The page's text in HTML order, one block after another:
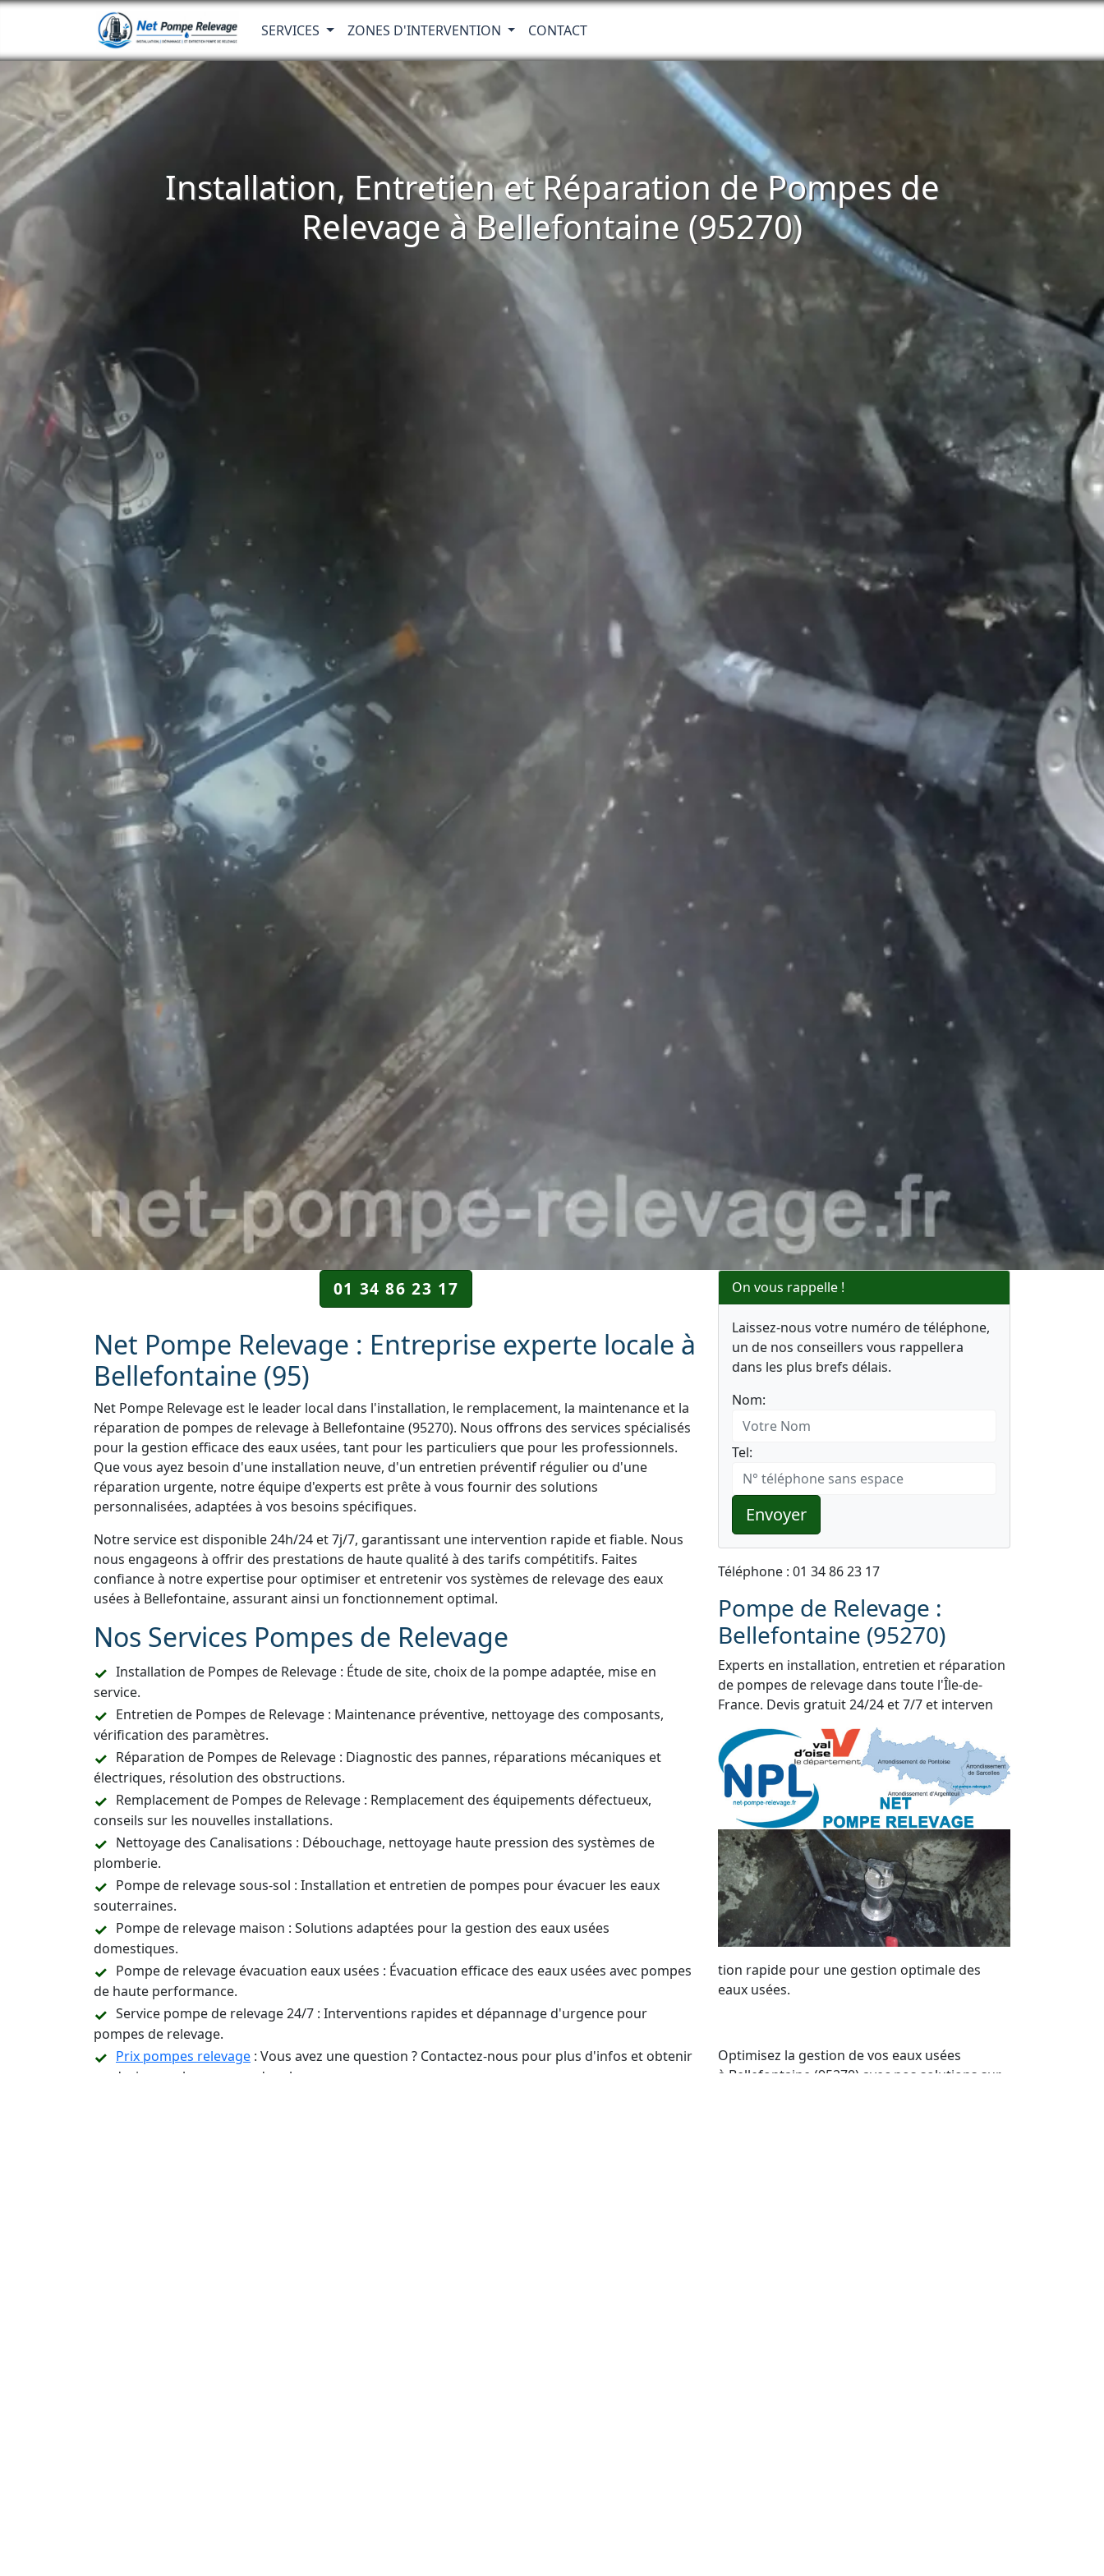
SERVICES ZONES D'INTERVENTION CONTACT
Installation, Entretien et Réparation de Pompes de
Relevage à Bellefontaine (95270)
01 34 86 23 17
Net Pompe Relevage : Entreprise experte locale à
Bellefontaine (95)
Net Pompe Relevage est le leader local dans l'installation, le remplacement, la maintenance et la
réparation de pompes de relevage à Bellefontaine (95270). Nous offrons des services spécialisés
pour la gestion efficace des eaux usées, tant pour les particuliers que pour les professionnels.
Que vous ayez besoin d'une installation neuve, d'un entretien préventif régulier ou d'une
réparation urgente, notre équipe d'experts est prête à vous fournir des solutions
personnalisées, adaptées à vos besoins spécifiques.
Notre service est disponible 24h/24 et 7j/7, garantissant une intervention rapide et fiable. Nous
nous engageons à offrir des prestations de haute qualité à des tarifs compétitifs. Faites
confiance à notre expertise pour optimiser et entretenir vos systèmes de relevage des eaux
usées à Bellefontaine, assurant ainsi un fonctionnement optimal.
Nos Services Pompes de Relevage
Installation de Pompes de Relevage : Étude de site, choix de la pompe adaptée, mise en
service.
Entretien de Pompes de Relevage : Maintenance préventive, nettoyage des composants,
vérification des paramètres.
Réparation de Pompes de Relevage : Diagnostic des pannes, réparations mécaniques et
électriques, résolution des obstructions.
Remplacement de Pompes de Relevage : Remplacement des équipements défectueux,
conseils sur les nouvelles installations.
Nettoyage des Canalisations : Débouchage, nettoyage haute pression des systèmes de
plomberie.
Pompe de relevage sous-sol : Installation et entretien de pompes pour évacuer les eaux
souterraines.
Pompe de relevage maison : Solutions adaptées pour la gestion des eaux usées
domestiques.
Pompe de relevage évacuation eaux usées : Évacuation efficace des eaux usées avec pompes
de haute performance.
Service pompe de relevage 24/7 : Interventions rapides et dépannage d'urgence pour
pompes de relevage.
Prix pompes relevage : Vous avez une question ? Contactez-nous pour plus d'infos et obtenir
un devis pour les pompes de relevage.
On vous rappelle !
Laissez-nous votre numéro de téléphone,
un de nos conseillers vous rappellera
dans les plus brefs délais.
Nom:
Tel:
Envoyer
Téléphone : 01 34 86 23 17
Pompe de Relevage :
Bellefontaine (95270)
Experts en installation, entretien et réparation
de pompes de relevage dans toute l'Île-de-
France. Devis gratuit 24/24 et 7/7 et interven
tion rapide pour une gestion optimale des
eaux usées.
Optimisez la gestion de vos eaux usées
à Bellefontaine (95270) avec nos solutions sur